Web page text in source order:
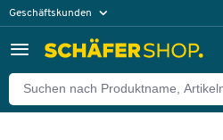
Geschäftskunden
Zurück